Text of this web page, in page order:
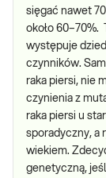
sięgać nawet
około
występuje
czynników.
raka piersi, nie
czynienia z
raka piersi u
sporadyczny, a
wiekiem.
genetyczną,